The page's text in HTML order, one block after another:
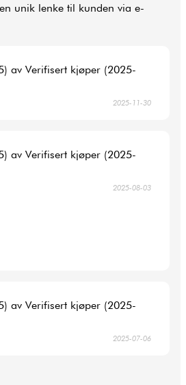
unik lenke til kunden via e-
av Verifisert kjøper (2025-
2025-11-30
av Verifisert kjøper (2025-
2025-08-03
av Verifisert kjøper (2025-
2025-07-06